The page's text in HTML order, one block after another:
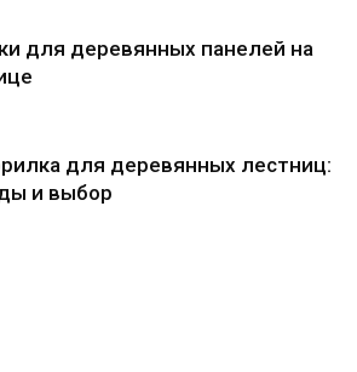
для деревянных панелей на
для деревянных лестниц:
и выбор